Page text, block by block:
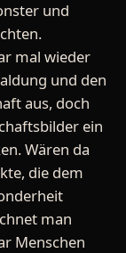
und
mal wieder
und den
aus, doch
ein
Wären da
die dem
man
Menschen